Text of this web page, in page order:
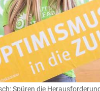
Spüren die